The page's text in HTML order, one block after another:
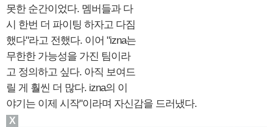
못한 순간이었다. 멤버들과 다
시 한번 더 파이팅 하자고 다짐
했다"라고 전했다. 이어 "izna는
무한한 가능성을 가진 팀이라
고 정의하고 싶다. 아직 보여드
릴 게 훨씬 더 많다. izna의 이
야기는 이제 시작"이라며 자신감을 드러냈다.
X